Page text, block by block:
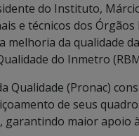
do Instituto,
e técnicos dos Órgãos
da qualidade
do Inmetro
Qualidade (Pronac)
de seus
garantindo maior apoio